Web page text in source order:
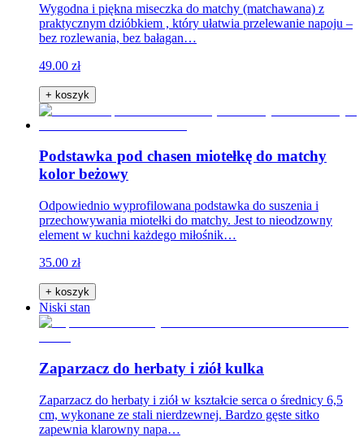
Wygodna i piękna miseczka do matchy (matchawana) z
praktycznym dzióbkiem , który ułatwia przelewanie napoju –
bez rozlewania, bez bałagan…
49.00 zł
+ koszyk
Podstawka pod chasen miotełkę do matchy
kolor beżowy
Odpowiednio wyprofilowana podstawka do suszenia i
przechowywania miotełki do matchy. Jest to nieodzowny
element w kuchni każdego miłośnik…
35.00 zł
+ koszyk
Niski stan
Zaparzacz do herbaty i ziół kulka
Zaparzacz do herbaty i ziół w kształcie serca o średnicy 6,5
cm, wykonane ze stali nierdzewnej. Bardzo gęste sitko
zapewnia klarowny napa…